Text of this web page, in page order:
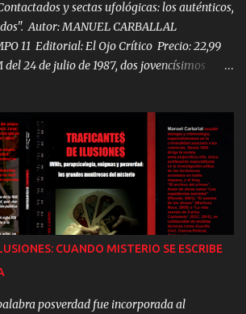
y sectas ufológicas: los auténticos,
Autor: MANUEL CARBALLAL
11 Editorial: El Ojo Crítico Precio: 22,99
del 24 de julio de 1987, dos jovencísimos
sus vidas al estudio del fenómeno. Este es
Los cultos OVNI y las sectas
en EEUU, pero rápidamente se extienden
cientos de miles de personas afirman
extraterrestres. En 1991 el suicidio de 31
Heaven’s Gate alertó a las policías de
grupos. Un año después la policía
sectas ufológicas, se ocultan cosas todavía
CUANDO MISTERIO SE ESCRIBE
posverdad fue incorporada al